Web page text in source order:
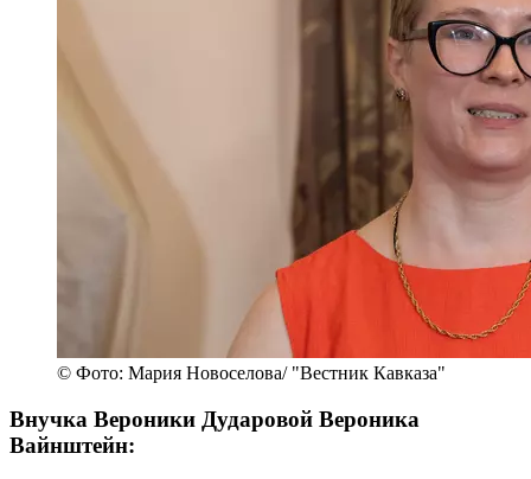
© Фото: Мария Новоселова/ "Вестник Кавказа"
Внучка Вероники Дударовой Вероника
Вайнштейн: